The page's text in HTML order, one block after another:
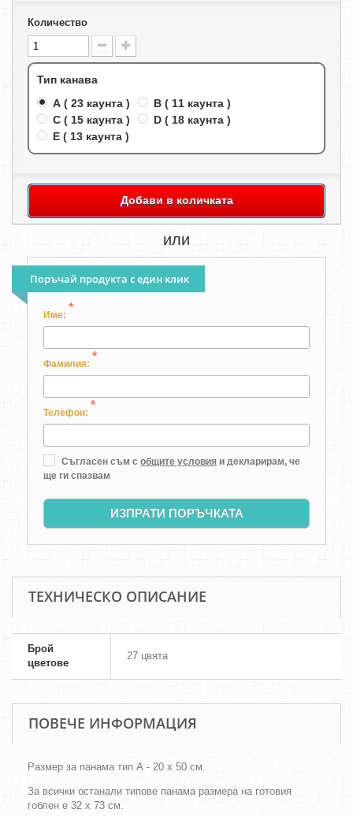
Количество
Тип канава
A ( 23 каунта )
B ( 11 каунта )
C ( 15 каунта )
D ( 18 каунта )
E ( 13 каунта )
Добави в количката
или
Поръчай продукта с един клик
Име:
*
Фамилия:
*
Телефон:
*
Съгласен съм с общите условия и декларирам, че
ще ги спазвам
ИЗПРАТИ ПОРЪЧКАТА
ТЕХНИЧЕСКО ОПИСАНИЕ
Брой
цветове
27 цвята
ПОВЕЧЕ ИНФОРМАЦИЯ
Размер за панама тип А - 20 х 50 см.
За всички останали типове панама размера на готовия
гоблен е 32 х 73 см.